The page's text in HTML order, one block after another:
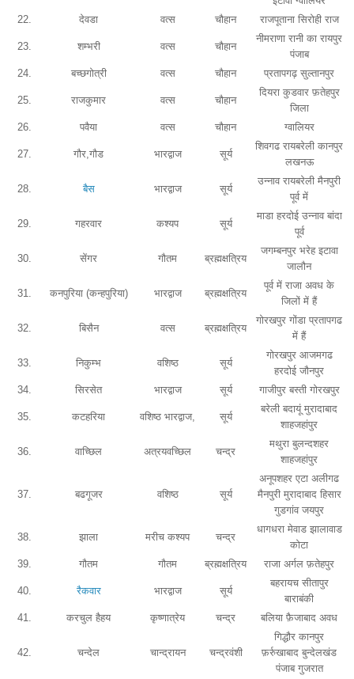
22.
देवडा वत्स चौहान राजपूताना सिरोही राज
23. शम्भरी वत्स चौहान
नीमराणा रानी का रायपुर
पंजाब
24.
बच्छगोत्री वत्स चौहान प्रतापगढ़ सुल्तानपुर
25. राजकुमार वत्स चौहान
दियरा कुडवार फ़तेहपुर
जिला
26.
पवैया वत्स चौहान ग्वालियर
27. गौर,गौड भारद्वाज सूर्य
शिवगढ रायबरेली कानपुर
लखनऊ
28. बैस भारद्वाज सूर्य
उन्नाव रायबरेली मैनपुरी
पूर्व में
29. गहरवार कश्यप सूर्य
माडा हरदोई उन्नाव बांदा
पूर्व
30. सेंगर गौतम ब्रह्मक्षत्रिय
जगम्बनपुर भरेह इटावा
जालौन
31. कनपुरिया (कन्हपुरिया) भारद्वाज ब्रह्मक्षत्रिय
पूर्व में राजा अवध के
जिलों में हैं
32. बिसैन वत्स ब्रह्मक्षत्रिय
गोरखपुर गोंडा प्रतापगढ
में हैं
33. निकुम्भ वशिष्ठ सूर्य
गोरखपुर आजमगढ
हरदोई जौनपुर
34.
सिरसेत भारद्वाज सूर्य गाजीपुर बस्ती गोरखपुर
35. कटहरिया वशिष्ठ भारद्वाज, सूर्य
बरेली बदायूं मुरादाबाद
शाहजहांपुर
36. वाच्छिल अत्रयवच्छिल चन्द्र
मथुरा बुलन्दशहर
शाहजहांपुर
37. बढगूजर वशिष्ठ सूर्य
अनूपशहर एटा अलीगढ
मैनपुरी मुरादाबाद हिसार
गुडगांव जयपुर
38. झाला मरीच कश्यप चन्द्र
धागधरा मेवाड झालावाड
कोटा
39.
गौतम गौतम ब्रह्मक्षत्रिय राजा अर्गल फ़तेहपुर
40. रैकवार भारद्वाज सूर्य
बहरायच सीतापुर
बाराबंकी
41.
करचुल हैहय कृष्णात्रेय चन्द्र बलिया फ़ैजाबाद अवध
42. चन्देल चान्द्रायन चन्द्रवंशी
गिद्धौर कानपुर
फ़र्रुखाबाद बुन्देलखंड
पंजाब गुजरात